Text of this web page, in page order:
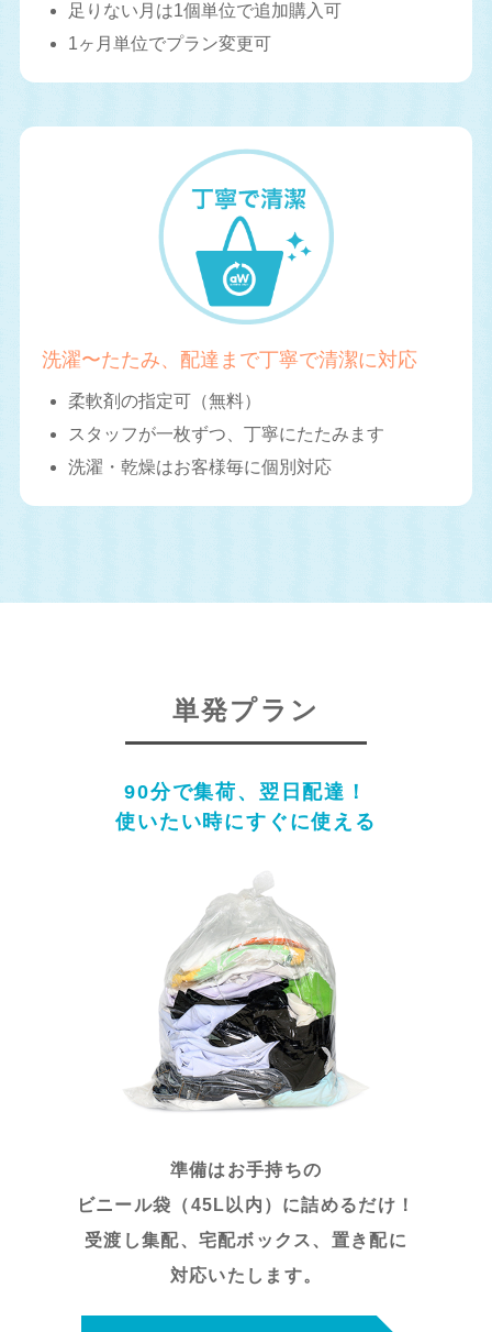
足りない月は1個単位で追加購入可
1ヶ月単位でプラン変更可
洗濯〜たたみ、配達まで丁寧で清潔に対応
柔軟剤の指定可（無料）
スタッフが一枚ずつ、丁寧にたたみます
洗濯・乾燥はお客様毎に個別対応
単発プラン
90分で集荷、翌日配達！
使いたい時にすぐに使える
準備はお手持ちの
ビニール袋（45L以内）に詰めるだけ！
受渡し集配、宅配ボックス、置き配に
対応いたします。